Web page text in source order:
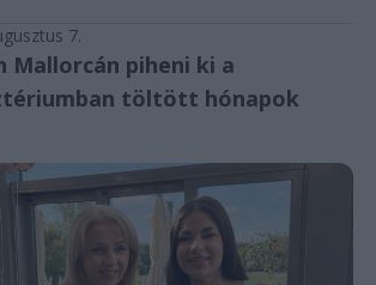
7.
Mallorcán piheni ki a
töltött hónapok